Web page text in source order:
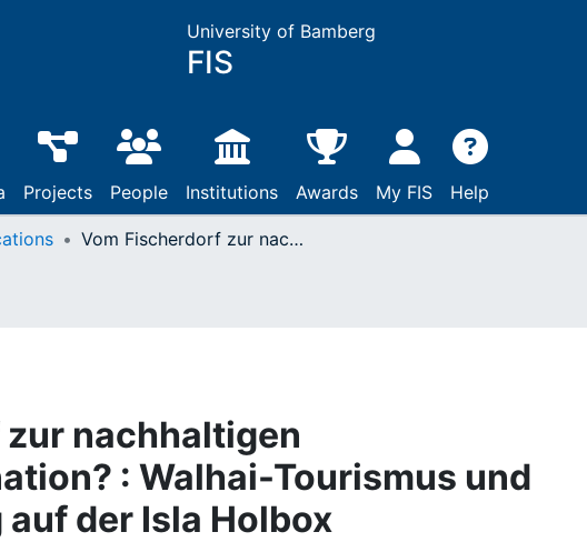
University of Bamberg
FIS
Projects People Institutions Awards My FIS Help
Vom Fischerdorf zur nachhaltigen Tourismusdestination? : Walhai-Tourismus und Ortsentwicklung auf der Isla Holbox
nachhaltigen
: Walhai-Tourismus und
der Isla Holbox